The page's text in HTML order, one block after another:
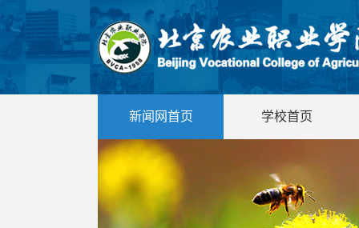
新闻网首页 学校首页